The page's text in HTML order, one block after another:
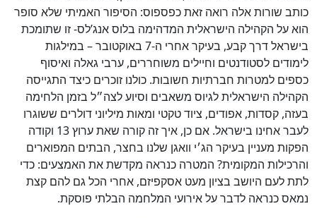
כותב שורות אלה רואה זאת כפספוס: הסיפור האמיתי שלא סופר
הוא על הקהילה הישראלית המדהימה בלוס אנג’לס- זו שתומכת
בישראל דרך קבע, בעיקר אחרי ה-7 באוקטובר – במילגות
לימודים לסטודנטים וחיילים משוחררים, ערבי גאלה ואיסוף
כספים למטרות חברתיות חשובות. כולנו זוכרים כיצד התגייסה
הקהילה הישראלית לגיוס משאבים וסיוע לצה״ל בזמן הלחימה
בעזה, קסדות, אפודים, ציוד טקטי ומאות מיליוני דולרים ששוגרו
לעבר אחינו בישראל. אם כן, איך זה קורה שאת ערוץ 13 וקודה
הפקות מעניין בעיקר הג׳י וואגן שלנו בחצר, הבתים המפוארים
והרכילות המקומית? המטרה כנראה מקדשת את האמצעים: כדי
לתת לעם היושב בציון מעט אסקפיזם, אחרי הכל גם להם קצת
נמאס כנראה לדבר על אירועי המלחמה הבלתי פוסקת.